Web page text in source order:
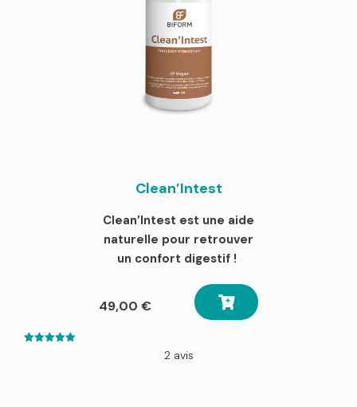
Clean’Intest
Clean’Intest est une aide
naturelle pour retrouver
un confort digestif !
49,00 €
2 avis